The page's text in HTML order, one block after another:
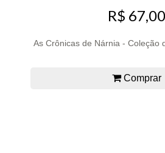
R$ 67,00
As Crônicas de Nárnia - Coleção
Comprar